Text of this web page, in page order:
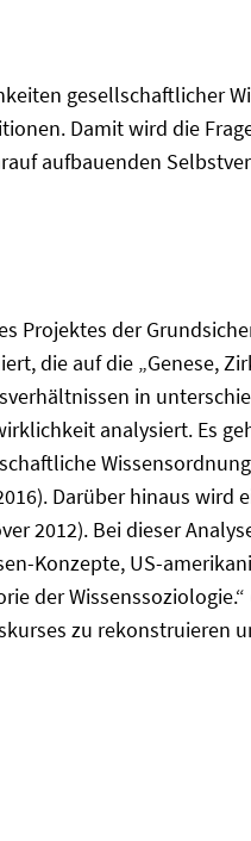
gesellschaftlicher
Damit wird die
aufbauenden
Projektes der
die auf die „Genese,
in
analysiert. Es
Darüber hinaus
2012). Bei dieser
Konzepte, US-
der
zu